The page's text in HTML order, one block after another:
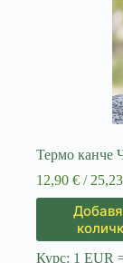
Термо канче
12,90 € /
Курс: 1 EUR